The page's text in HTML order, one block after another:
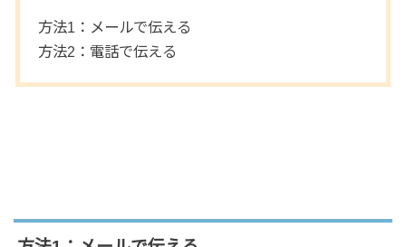
方法1：メールで伝える
方法2：電話で伝える